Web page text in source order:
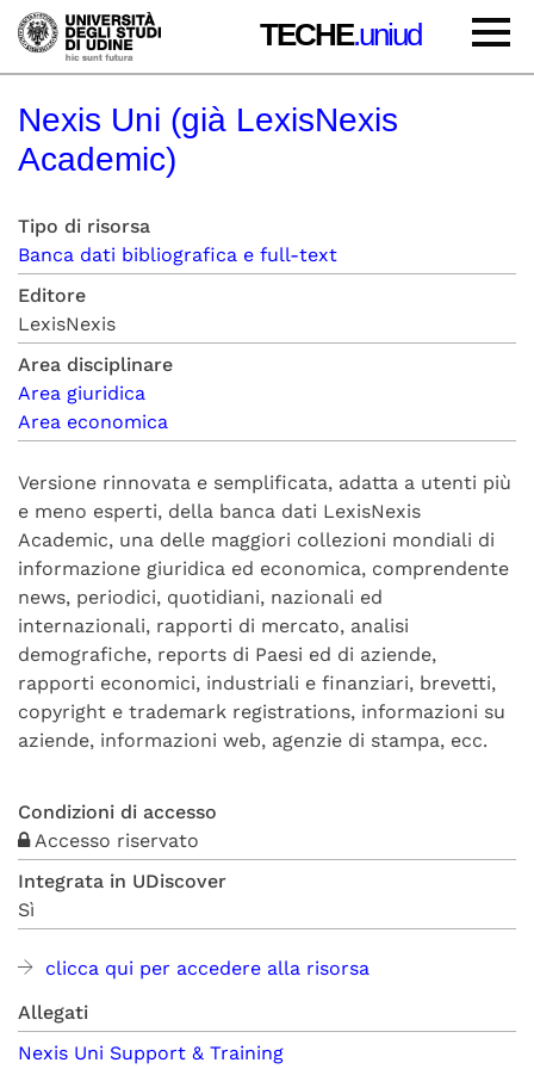
TECHE.uniud
Nexis Uni (già LexisNexis
Academic)
Tipo di risorsa
Banca dati bibliografica e full-text
Editore
LexisNexis
Area disciplinare
Area giuridica
Area economica
Versione rinnovata e semplificata, adatta a utenti più
e meno esperti, della banca dati LexisNexis
Academic, una delle maggiori collezioni mondiali di
informazione giuridica ed economica, comprendente
news, periodici, quotidiani, nazionali ed
internazionali, rapporti di mercato, analisi
demografiche, reports di Paesi ed di aziende,
rapporti economici, industriali e finanziari, brevetti,
copyright e trademark registrations, informazioni su
aziende, informazioni web, agenzie di stampa, ecc.
Condizioni di accesso
Accesso riservato
Integrata in UDiscover
Sì
clicca qui per accedere alla risorsa
Allegati
Nexis Uni Support & Training